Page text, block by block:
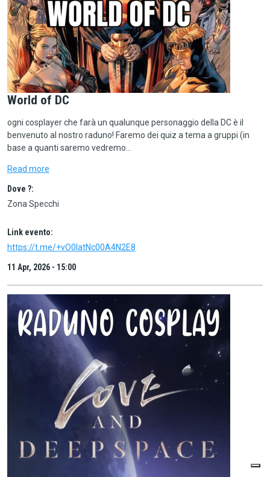
World of DC
ogni cosplayer che farà un qualunque personaggio della DC è il
benvenuto al nostro raduno! Faremo dei quiz a tema a gruppi (in
base a quanti saremo vedremo…
Read more
Dove ?:
Zona Specchi
Link evento:
https://t.me/+vO0IatNc00A4N2E8
11 Apr, 2026 - 15:00